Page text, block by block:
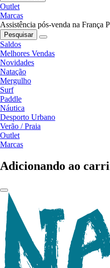
Outlet
Marcas
Assistência pós-venda na França
Pesquisar
Saldos
Melhores Vendas
Novidades
Natação
Mergulho
Surf
Paddle
Náutica
Desporto Urbano
Verão / Praia
Outlet
Marcas
Adicionando ao